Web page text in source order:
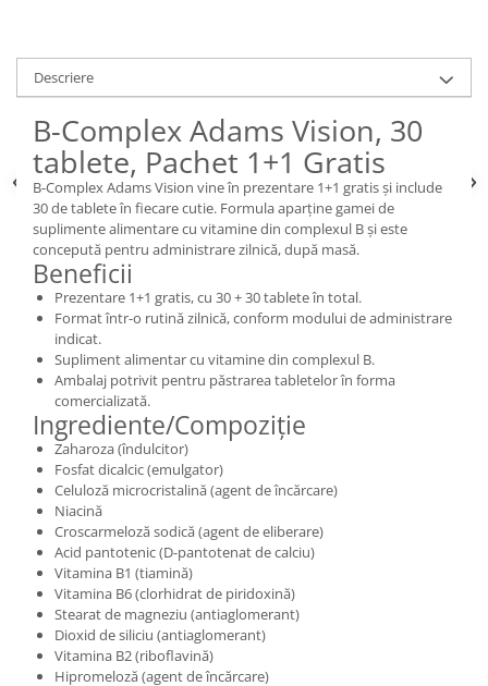
Descriere
B-Complex Adams Vision, 30
tablete, Pachet 1+1 Gratis
B-Complex Adams Vision vine în prezentare 1+1 gratis și include
30 de tablete în fiecare cutie. Formula aparține gamei de
suplimente alimentare cu vitamine din complexul B și este
concepută pentru administrare zilnică, după masă.
Beneficii
Prezentare 1+1 gratis, cu 30 + 30 tablete în total.
Format într-o rutină zilnică, conform modului de administrare
indicat.
Supliment alimentar cu vitamine din complexul B.
Ambalaj potrivit pentru păstrarea tabletelor în forma
comercializată.
Ingrediente/Compoziție
Zaharoza (îndulcitor)
Fosfat dicalcic (emulgator)
Celuloză microcristalină (agent de încărcare)
Niacină
Croscarmeloză sodică (agent de eliberare)
Acid pantotenic (D-pantotenat de calciu)
Vitamina B1 (tiamină)
Vitamina B6 (clorhidrat de piridoxină)
Stearat de magneziu (antiaglomerant)
Dioxid de siliciu (antiaglomerant)
Vitamina B2 (riboflavină)
Hipromeloză (agent de încărcare)